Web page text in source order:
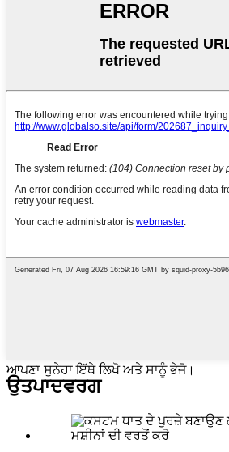
ਆਪਣਾ ਸੁਨੇਹਾ ਇੱਥੇ ਲਿਖੋ ਅਤੇ ਸਾਨੂੰ ਭੇਜੋ।
ਉਤਪਾਦਵਰਗ